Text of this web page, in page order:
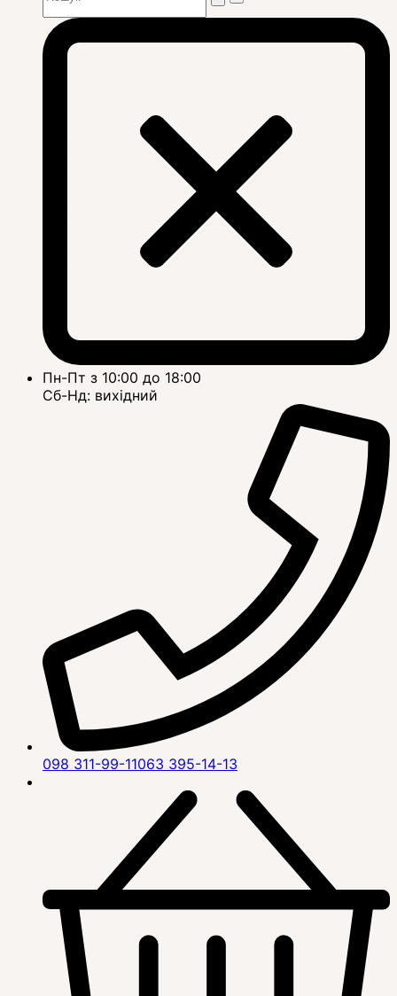
Пн-Пт з 10:00 до 18:00
Сб-Нд: вихідний
098 311-99-11063 395-14-13